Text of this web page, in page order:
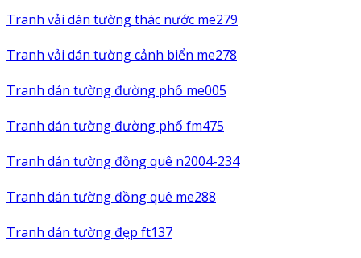
Tranh vải dán tường thác nước me279
Tranh vải dán tường cảnh biển me278
Tranh dán tường đường phố me005
Tranh dán tường đường phố fm475
Tranh dán tường đồng quê n2004-234
Tranh dán tường đồng quê me288
Tranh dán tường đẹp ft137